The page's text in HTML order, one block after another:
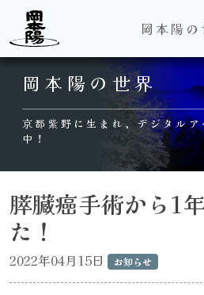
Main Navigation
岡本陽
岡本陽の世界
京都紫野に生まれ、デジタル
中！
膵臓癌手術から1
た！
2022年04月15日 お知らせ